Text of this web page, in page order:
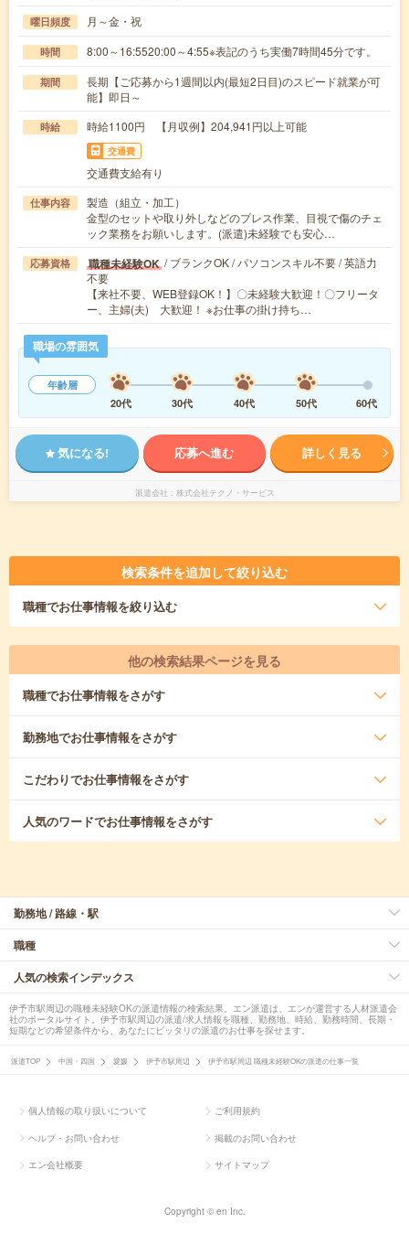
曜日頻度 月～金・祝
時間 8:00～16:5520:00～4:55※表記のうち実働7時間45分です。
期間
長期【ご応募から1週間以内(最短2日目)のスピード就業が可
能】即日～
時給 時給1100円 【月収例】204,941円以上可能
交通費
交通費支給有り
仕事内容
製造（組立・加工）
金型のセットや取り外しなどのプレス作業、目視で傷のチェ
ック業務をお願いします。(派遣)未経験でも安心…
応募資格 職種未経験OK / ブランクOK / パソコンスキル不要 / 英語力
不要
【来社不要、WEB登録OK！】〇未経験大歓迎！〇フリータ
ー、主婦(夫) 大歓迎！ ※お仕事の掛け持ち…
職場の雰囲気
年齢層
20代
30代 40代 50代 60代
気になる! 応募へ進む 詳しく見る
派遣会社 株式会社テクノ・サービス
検索条件を追加して絞り込む
職種でお仕事情報を絞り込む
他の検索結果ページを見る
職種でお仕事情報をさがす
勤務地でお仕事情報をさがす
こだわりでお仕事情報をさがす
人気のワードでお仕事情報をさがす
勤務地 / 路線・駅
職種
人気の検索インデックス
伊予市駅周辺の職種未経験OKの派遣情報の検索結果。エン派遣は、エンが運営する人材派遣会
社のポータルサイト。伊予市駅周辺の派遣/求人情報を職種、勤務地、時給、勤務時間、長期・
短期などの希望条件から、あなたにピッタリの派遣のお仕事を探せます。
派遣TOP 中国・四国 愛媛 伊予市駅周辺 伊予市駅周辺 職種未経験OKの派遣の仕事一覧
個人情報の取り扱いについて ご利用規約
ヘルプ・お問い合わせ 掲載のお問い合わせ
エン会社概要 サイトマップ
Copyright © en Inc.